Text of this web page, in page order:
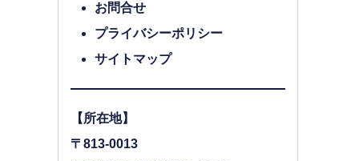
お問合せ
プライバシーポリシー
サイトマップ
【所在地】
〒813-0013